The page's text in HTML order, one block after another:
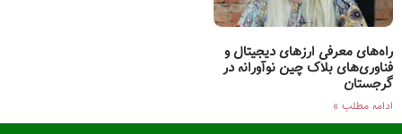
راه‌های معرفی ارزهای دیجیتال و
فناوری‌های بلاک چین نوآورانه در
گرجستان
ادامه مطلب »